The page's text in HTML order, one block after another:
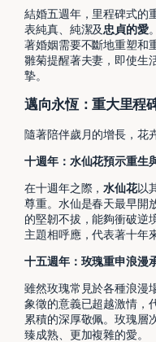
結婚五週年，里程碑式的
表純真、純潔及忠貞的愛
著婚姻需要不斷地重塑和
雛菊提醒著夫妻，即使生
摯。
邁向永恆：重大里程
隨著陪伴歲月的增長，花
十週年：水仙花預示重生
在十週年之際，水仙花以
尊重。水仙是春天最早開
的堅韌不拔，能夠衝破逆
主題相呼應，代表著十年
十五週年：玫瑰重申浪漫
雖然玫瑰常見於各種浪漫
象徵的意義已超越激情，
累積的深厚敬佩。玫瑰層
臻成熟、更加複雜的愛。